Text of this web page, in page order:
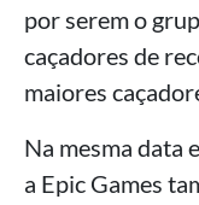
por serem o
caçadores de
maiores
Na mesma data
a Epic Games